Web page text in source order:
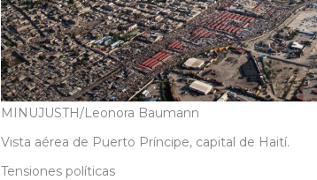
MINUJUSTH/Leonora Baumann
Vista aérea de Puerto Príncipe, capital de Haití.
Tensiones políticas